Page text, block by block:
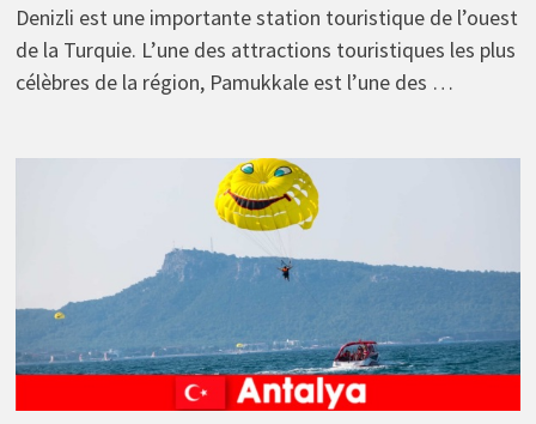
Denizli est une importante station touristique de l’ouest
de la Turquie. L’une des attractions touristiques les plus
célèbres de la région, Pamukkale est l’une des …